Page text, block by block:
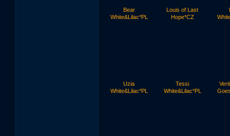
Bear
White&Lilac*PL
Louis of Last
Hope*CZ
Uzia
White&Lilac*PL
Tessi
White&Lilac*PL